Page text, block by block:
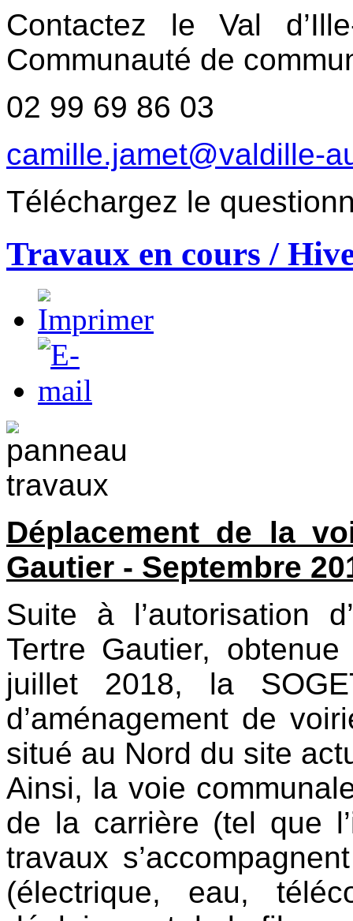
Contactez le Val
Communauté de
02 99 69 86 03
camille.jamet@valdille-
Téléchargez le
Travaux en cours /
Déplacement de la
Gautier - Septembre
Suite à l’autorisation
Tertre Gautier,
juillet 2018, la
d’aménagement de
situé au Nord du site
Ainsi, la voie
de la carrière (tel que
travaux
(électrique, eau,